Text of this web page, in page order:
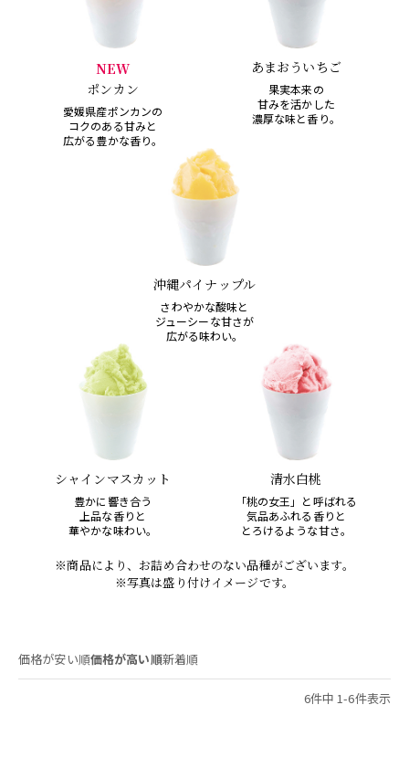
NEW
ポンカン
愛媛県産ポンカンの
コクのある甘みと
広がる豊かな香り。
あまおういちご
果実本来の
甘みを活かした
濃厚な味と香り。
沖縄パイナップル
さわやかな酸味と
ジューシーな甘さが
広がる味わい。
シャインマスカット
豊かに響き合う
上品な香りと
華やかな味わい。
清水白桃
「桃の女王」と呼ばれる
気品あふれる香りと
とろけるような甘さ。
※商品により、お詰め合わせのない品種がございます。
※写真は盛り付けイメージです。
価格が安い順価格が高い順新着順
6件中 1-6件表示